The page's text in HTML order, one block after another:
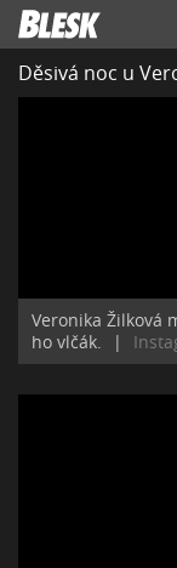
Děsivá noc u
Veronika Žilková
ho vlčák.
|